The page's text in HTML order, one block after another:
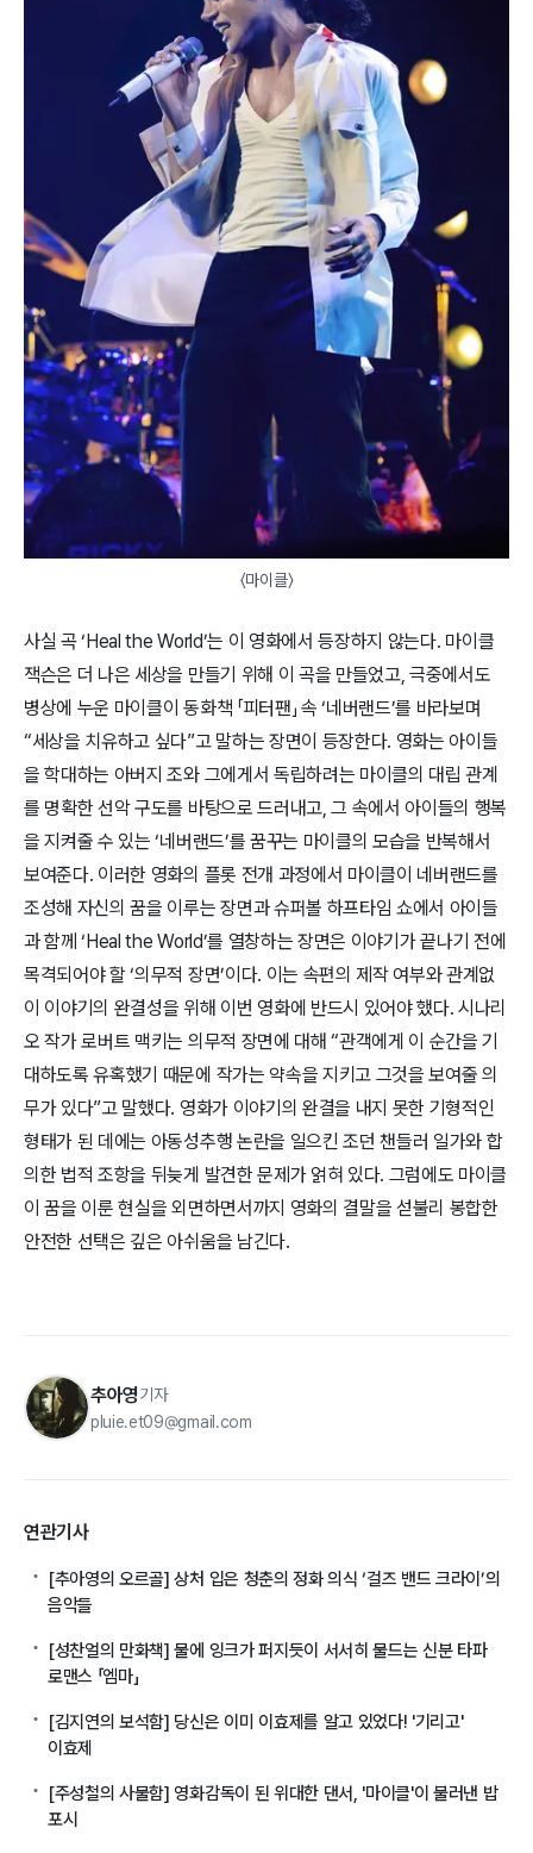
〈마이클〉
사실 곡 ‘Heal the World’는 이 영화에서 등장하지 않는다. 마이클
잭슨은 더 나은 세상을 만들기 위해 이 곡을 만들었고, 극중에서도
병상에 누운 마이클이 동화책 「피터팬」 속 ‘네버랜드’를 바라보며
“세상을 치유하고 싶다”고 말하는 장면이 등장한다. 영화는 아이들
을 학대하는 아버지 조와 그에게서 독립하려는 마이클의 대립 관계
를 명확한 선악 구도를 바탕으로 드러내고, 그 속에서 아이들의 행복
을 지켜줄 수 있는 ‘네버랜드’를 꿈꾸는 마이클의 모습을 반복해서
보여준다. 이러한 영화의 플롯 전개 과정에서 마이클이 네버랜드를
조성해 자신의 꿈을 이루는 장면과 슈퍼볼 하프타임 쇼에서 아이들
과 함께 ‘Heal the World’를 열창하는 장면은 이야기가 끝나기 전에
목격되어야 할 ‘의무적 장면’이다. 이는 속편의 제작 여부와 관계없
이 이야기의 완결성을 위해 이번 영화에 반드시 있어야 했다. 시나리
오 작가 로버트 맥키는 의무적 장면에 대해 “관객에게 이 순간을 기
대하도록 유혹했기 때문에 작가는 약속을 지키고 그것을 보여줄 의
무가 있다”고 말했다. 영화가 이야기의 완결을 내지 못한 기형적인
형태가 된 데에는 아동성추행 논란을 일으킨 조던 챈들러 일가와 합
의한 법적 조항을 뒤늦게 발견한 문제가 얽혀 있다. 그럼에도 마이클
이 꿈을 이룬 현실을 외면하면서까지 영화의 결말을 섣불리 봉합한
안전한 선택은 깊은 아쉬움을 남긴다.
추아영기자
pluie.et09@gmail.com
연관기사
[추아영의 오르골] 상처 입은 청춘의 정화 의식 ‘걸즈 밴드 크라이’의
음악들
[성찬얼의 만화책] 물에 잉크가 퍼지듯이 서서히 물드는 신분 타파
로맨스 「엠마」
[김지연의 보석함] 당신은 이미 이효제를 알고 있었다! '기리고'
이효제
[주성철의 사물함] 영화감독이 된 위대한 댄서, '마이클'이 불러낸 밥
포시